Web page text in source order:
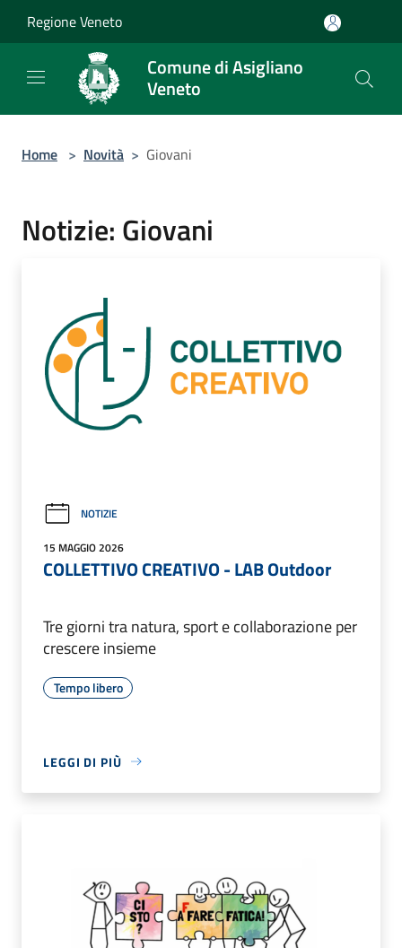
Regione Veneto
Comune di Asigliano
Veneto
Home > Novità > Giovani
Notizie: Giovani
NOTIZIE
15 MAGGIO 2026
COLLETTIVO CREATIVO - LAB Outdoor
Tre giorni tra natura, sport e collaborazione per
crescere insieme
Tempo libero
LEGGI DI PIÙ